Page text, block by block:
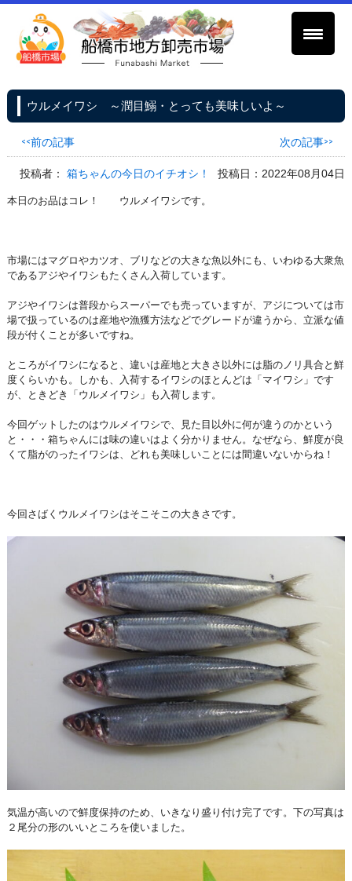
ウルメイワシ ～潤目鰯・とっても美味しいよ～
<<前の記事 次の記事>>
投稿者：箱ちゃんの今日のイチオシ！ 投稿日：2022年08月04日
本日のお品はコレ！ ウルメイワシです。
市場にはマグロやカツオ、ブリなどの大きな魚以外にも、いわゆる大衆魚
であるアジやイワシもたくさん入荷しています。
アジやイワシは普段からスーパーでも売っていますが、アジについては市
場で扱っているのは産地や漁獲方法などでグレードが違うから、立派な値
段が付くことが多いですね。
ところがイワシになると、違いは産地と大きさ以外には脂のノリ具合と鮮
度くらいかも。しかも、入荷するイワシのほとんどは「マイワシ」です
が、ときどき「ウルメイワシ」も入荷します。
今回ゲットしたのはウルメイワシで、見た目以外に何が違うのかという
と・・・箱ちゃんには味の違いはよく分かりません。なぜなら、鮮度が良
くて脂がのったイワシは、どれも美味しいことには間違いないからね！
今回さばくウルメイワシはそこそこの大きさです。
気温が高いので鮮度保持のため、いきなり盛り付け完了です。下の写真は
２尾分の形のいいところを使いました。